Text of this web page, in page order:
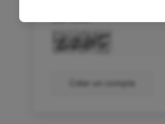
Créer un compte